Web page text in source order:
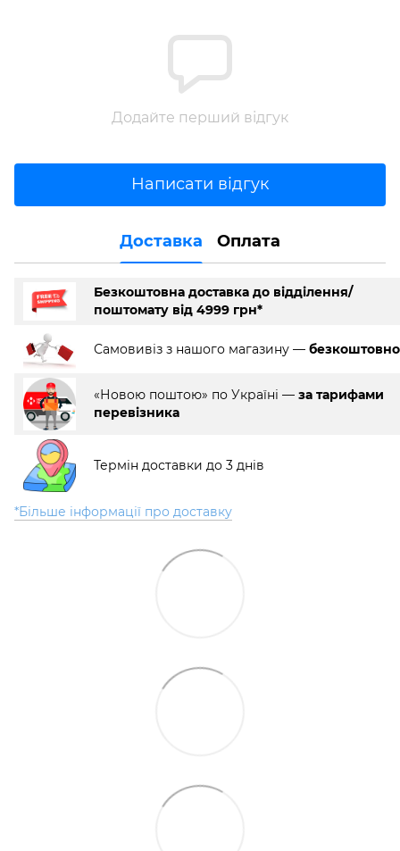
Додайте перший відгук
Написати відгук
Доставка Оплата
Безкоштовна доставка до відділення/
поштомату від 4999 грн*
Самовивіз з нашого магазину — безкоштовно
«Новою поштою» по Україні — за тарифами
перевізника
Термін доставки до 3 днів
*Більше інформації про доставку